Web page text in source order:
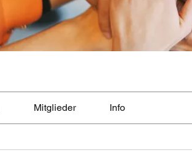
Mitglieder Info